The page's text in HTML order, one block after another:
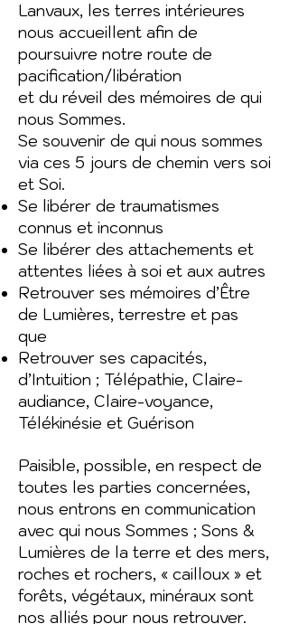
Lanvaux, les terres intérieures
nous accueillent afin de
poursuivre notre route de
pacification/libération
et du réveil des mémoires de qui
nous Sommes.
Se souvenir de qui nous sommes
via ces 5 jours de chemin vers soi
et Soi.
Se libérer de traumatismes
connus et inconnus
Se libérer des attachements et
attentes liées à soi et aux autres
Retrouver ses mémoires d’Être
de Lumières, terrestre et pas
que
Retrouver ses capacités,
d’Intuition ; Télépathie, Claire-
audiance, Claire-voyance,
Télékinésie et Guérison
Paisible, possible, en respect de
toutes les parties concernées,
nous entrons en communication
avec qui nous Sommes ; Sons &
Lumières de la terre et des mers,
roches et rochers, « cailloux » et
forêts, végétaux, minéraux sont
nos alliés pour nous retrouver.